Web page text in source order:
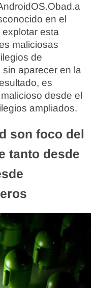
en el
esta
maliciosas
de
aparecer en la
es
desde el
ampliados.
son foco del
tanto desde